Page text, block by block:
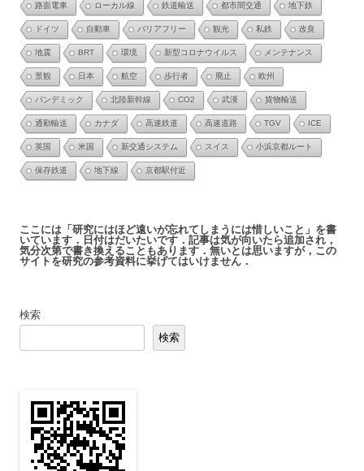
路面電車 ローカル線 鉄道輸送 都市間交通 地下鉄
ドイツ 自動車 バリアフリー 観光 私鉄 改良
地震 BRT 環境 新型コロナウイルス メンテナンス
景観 日本 航空 歩行者 廃止 欧州
パンデミック 北陸新幹線 CO2 武漢 貨物輸送
通勤輸送 カナダ 高速鉄道 高速道路 TGV ICE
英国 米国 新交通システム スイス 小浜京都ルート
保存鉄道 地下線 京都駅付近
ここには「研究にはほど遠いが忘れてしまうには惜しいこと」を書
いています．日付はだいたいです．記事は気が向いたら追加され，
気分次第で書き換えることもあります．無いとは思いますが，この
サイトを研究の参考資料に挙げてはいけません．
検索
検索